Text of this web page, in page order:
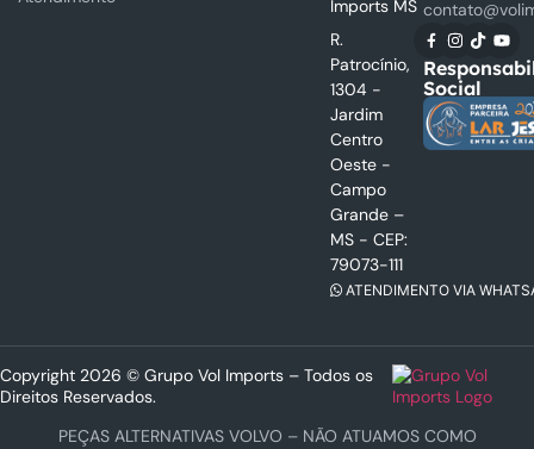
Imports MS
R.
Patrocínio,
1304 -
Jardim
Centro
Oeste -
Campo
Grande –
MS - CEP:
79073-111
ATENDIMENTO VIA
Social
Copyright 2026 © Grupo Vol Imports – Todos os
Direitos Reservados.
PEÇAS ALTERNATIVAS VOLVO – NÃO ATUAMOS COMO